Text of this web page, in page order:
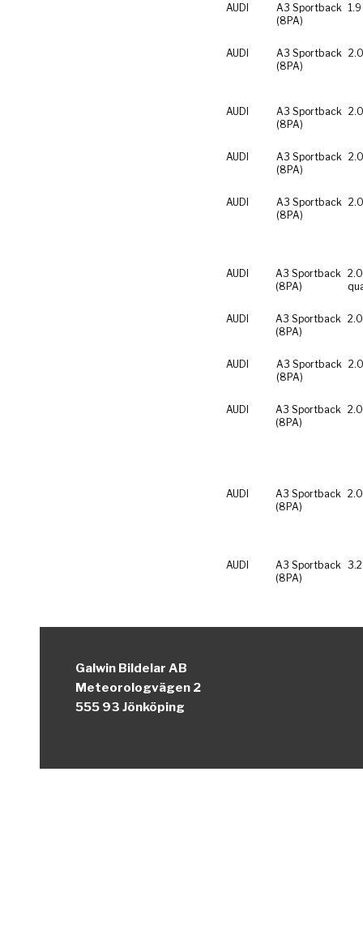
AUDI
A3 Sportback
(8PA)
AUDI
A3 Sportback
(8PA)
AUDI
A3 Sportback
(8PA)
AUDI
A3 Sportback
(8PA)
AUDI
A3 Sportback
(8PA)
AUDI
A3 Sportback
(8PA)
AUDI
A3 Sportback
(8PA)
AUDI
A3 Sportback
(8PA)
AUDI
A3 Sportback
(8PA)
AUDI
A3 Sportback
(8PA)
AUDI
A3 Sportback
(8PA)
Galwin Bildelar AB
Meteorologvägen 2
555 93 Jönköping